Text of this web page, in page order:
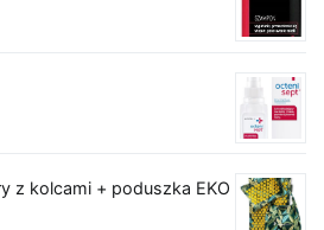
z kolcami + poduszka EKO